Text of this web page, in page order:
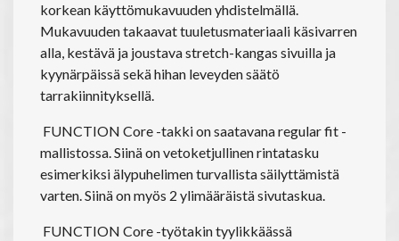
korkean käyttömukavuuden yhdistelmällä.
Mukavuuden takaavat tuuletusmateriaali käsivarren
alla, kestävä ja joustava stretch-kangas sivuilla ja
kyynärpäissä sekä hihan leveyden säätö
tarrakiinnityksellä.
FUNCTION Core -takki on saatavana regular fit -
mallistossa. Siinä on vetoketjullinen rintatasku
esimerkiksi älypuhelimen turvallista säilyttämistä
varten. Siinä on myös 2 ylimääräistä sivutaskua.
FUNCTION Core -työtakin tyylikkäässä